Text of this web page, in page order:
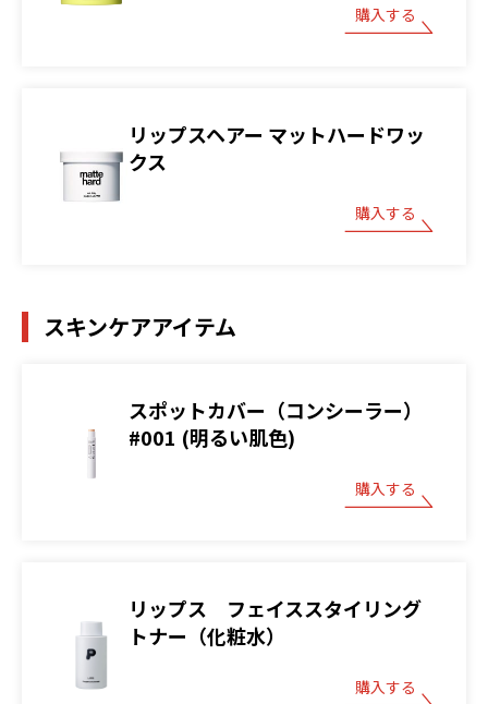
購入する
リップスヘアー マットハードワッ
クス
購入する
スキンケアアイテム
スポットカバー（コンシーラー）
#001 (明るい肌色)
購入する
リップス フェイススタイリング
トナー（化粧水）
購入する